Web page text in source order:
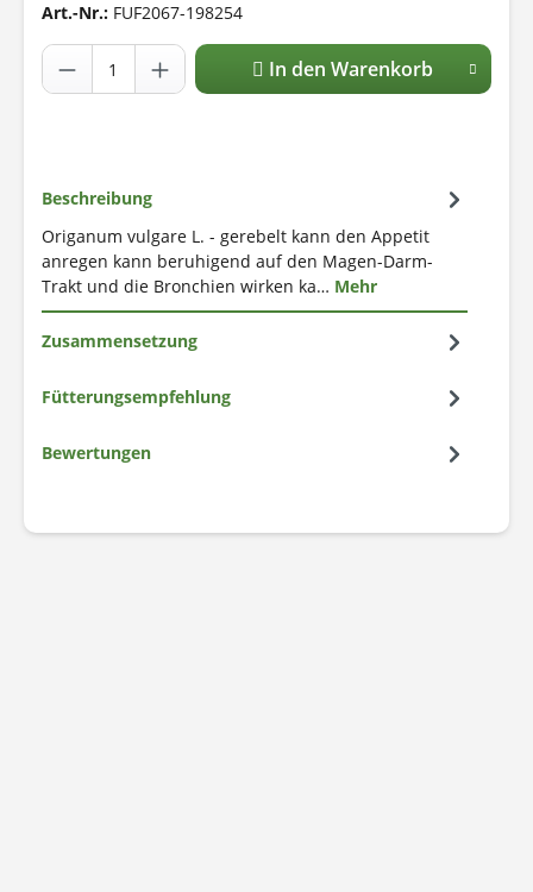
Art.-Nr.: FUF2067-198254
In den Warenkorb
Beschreibung
Origanum vulgare L. - gerebelt kann den Appetit
anregen kann beruhigend auf den Magen-Darm-
Trakt und die Bronchien wirken ka… Mehr
Zusammensetzung
Fütterungsempfehlung
Bewertungen